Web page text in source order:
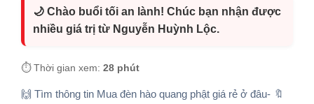
🌙 Chào buổi tối an lành! Chúc bạn nhận được
nhiều giá trị từ Nguyễn Huỳnh Lộc.
⏱️ Thời gian xem: 28 phút
🙌 Tìm thông tin Mua đèn hào quang phật giá rẻ ở đâu- 🔖